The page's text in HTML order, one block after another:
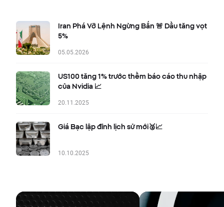
Iran Phá Vỡ Lệnh Ngừng Bắn 🚨 Dầu tăng vọt
5%
05.05.2026
US100 tăng 1% trước thềm báo cáo thu nhập
của Nvidia 📈
20.11.2025
Giá Bạc lập đỉnh lịch sử mới🥈📈
10.10.2025